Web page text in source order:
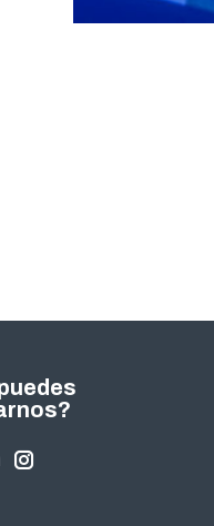
en:
Instagram